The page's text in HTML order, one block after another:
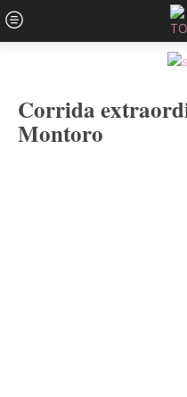
Corrida
Montoro